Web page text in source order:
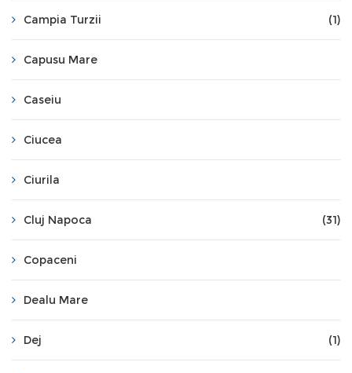
Campia Turzii (1)
Capusu Mare
Caseiu
Ciucea
Ciurila
Cluj Napoca (31)
Copaceni
Dealu Mare
Dej (1)